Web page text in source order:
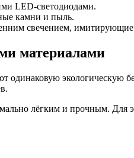
LED-светодиодами.
камни и пыль.
свечением,
материалами
одинаковую экологическую
лёгким и прочным. Для